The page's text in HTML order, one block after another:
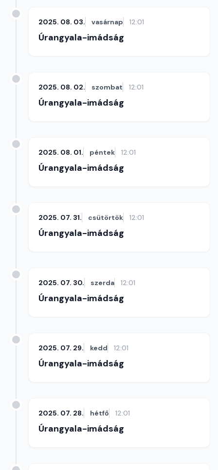
2025. 08. 03. vasárnap 12:01
Úrangyala-imádság
2025. 08. 02. szombat 12:01
Úrangyala-imádság
2025. 08. 01. péntek 12:01
Úrangyala-imádság
2025. 07. 31. csütörtök 12:01
Úrangyala-imádság
2025. 07. 30. szerda 12:01
Úrangyala-imádság
2025. 07. 29. kedd 12:01
Úrangyala-imádság
2025. 07. 28. hétfő 12:01
Úrangyala-imádság